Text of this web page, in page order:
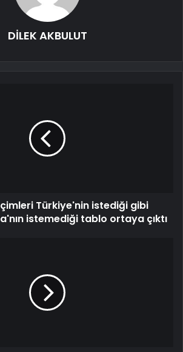
DİLEK AKBULUT
Türkiye'nin istediği gibi
istemediği tablo ortaya çıktı